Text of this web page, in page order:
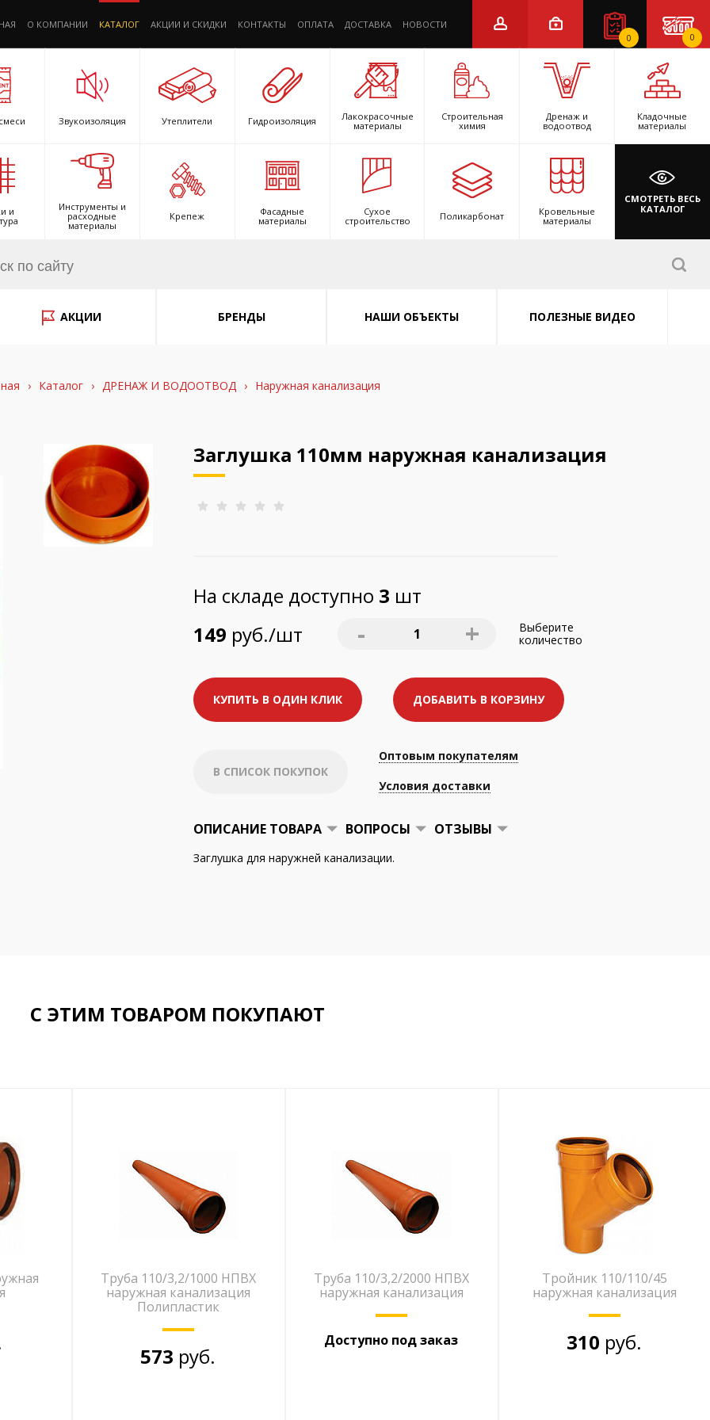
О КОМПАНИИ КАТАЛОГ АКЦИИ И СКИДКИ КОНТАКТЫ ОПЛАТА ДОСТАВКА НОВОСТИ
0 0
Звукоизоляция Утеплители Гидроизоляция
Лакокрасочные
материалы
Строительная
химия
Дренаж и
водоотвод
Кладочные
материалы
и
Инструменты и
расходные
материалы
Крепеж
Фасадные
материалы
Сухое
строительство
Поликарбонат
Кровельные
материалы
СМОТРЕТЬ ВЕСЬ
КАТАЛОГ
АКЦИИ БРЕНДЫ НАШИ ОБЪЕКТЫ ПОЛЕЗНЫЕ ВИДЕО
› Каталог › ДРЕНАЖ И ВОДООТВОД › Наружная канализация
Заглушка 110мм наружная канализация
На складе доступно 3 шт
149 руб./шт - 1 +
Выберите
количество
КУПИТЬ В ОДИН КЛИК ДОБАВИТЬ В КОРЗИНУ
В СПИСОК ПОКУПОК
Оптовым покупателям
Условия доставки
ОПИСАНИЕ ТОВАРА ВОПРОСЫ ОТЗЫВЫ
Заглушка для наружней канализации.
С ЭТИМ ТОВАРОМ ПОКУПАЮТ
Труба 110/3,2/1000 НПВХ
наружная канализация
Полипластик
573 руб.
Труба 110/3,2/2000 НПВХ
наружная канализация
Доступно под заказ
Тройник 110/110/45
наружная канализация
310 руб.